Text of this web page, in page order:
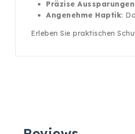
Präzise Aussparungen
Angenehme Haptik:
Erleben Sie praktischen